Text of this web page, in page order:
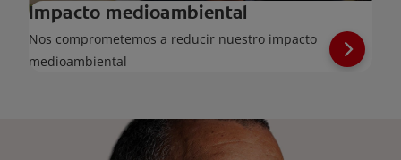
Impacto medioambiental
Nos comprometemos a reducir nuestro impacto
medioambiental